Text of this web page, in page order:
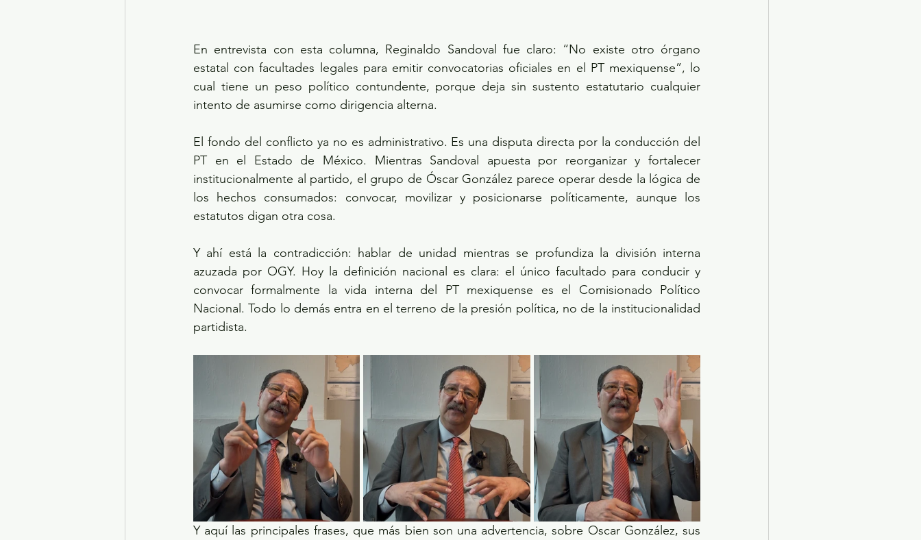
En entrevista con esta columna, Reginaldo Sandoval fue claro: “No existe otro órgano
estatal con facultades legales para emitir convocatorias oficiales en el PT mexiquense”, lo
cual tiene un peso político contundente, porque deja sin sustento estatutario cualquier
intento de asumirse como dirigencia alterna.
El fondo del conflicto ya no es administrativo. Es una disputa directa por la conducción del
PT en el Estado de México. Mientras Sandoval apuesta por reorganizar y fortalecer
institucionalmente al partido, el grupo de Óscar González parece operar desde la lógica de
los hechos consumados: convocar, movilizar y posicionarse políticamente, aunque los
estatutos digan otra cosa.
Y ahí está la contradicción: hablar de unidad mientras se profundiza la división interna
azuzada por OGY. Hoy la definición nacional es clara: el único facultado para conducir y
convocar formalmente la vida interna del PT mexiquense es el Comisionado Político
Nacional. Todo lo demás entra en el terreno de la presión política, no de la institucionalidad
partidista.
Y aquí las principales frases, que más bien son una advertencia, sobre Oscar González, sus